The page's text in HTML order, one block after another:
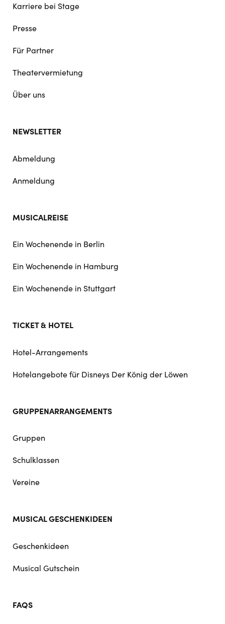
Karriere bei Stage
Presse
Für Partner
Theatervermietung
Über uns
NEWSLETTER
Abmeldung
Anmeldung
MUSICALREISE
Ein Wochenende in Berlin
Ein Wochenende in Hamburg
Ein Wochenende in Stuttgart
TICKET & HOTEL
Hotel-Arrangements
Hotelangebote für Disneys Der König der Löwen
GRUPPENARRANGEMENTS
Gruppen
Schulklassen
Vereine
MUSICAL GESCHENKIDEEN
Geschenkideen
Musical Gutschein
FAQS